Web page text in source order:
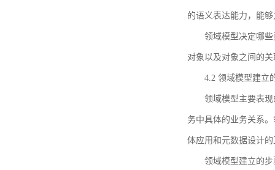
的语义表达能力，能
领域模型决定哪
对象以及对象之间的
4.2 领域模型建立
领域模型主要表
务中具体的业务关系
体应用和元数据设计
领域模型建立的